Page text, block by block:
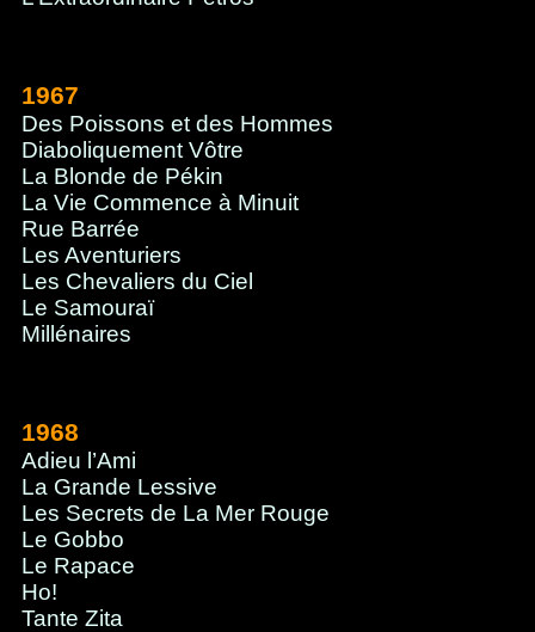
1967
Des Poissons et des Hommes
Diaboliquement Vôtre
La Blonde de Pékin
La Vie Commence à Minuit
Rue Barrée
Les Aventuriers
Les Chevaliers du Ciel
Le Samouraï
Millénaires
1968
Adieu l’Ami
La Grande Lessive
Les Secrets de La Mer Rouge
Le Gobbo
Le Rapace
Ho!
Tante Zita